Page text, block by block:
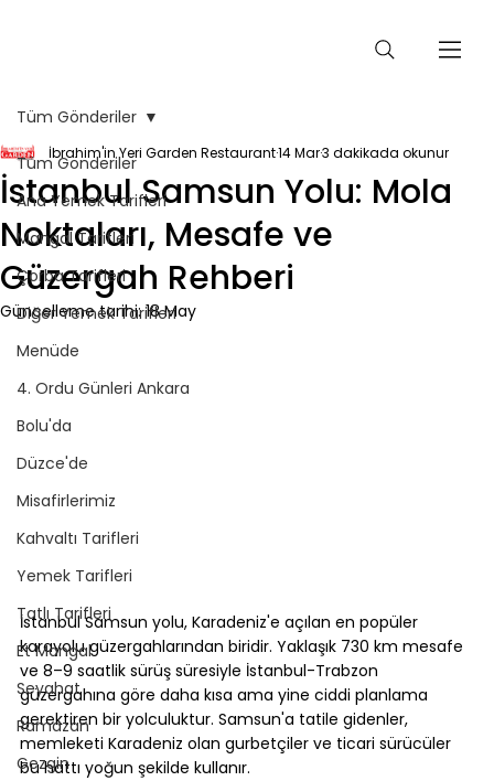
Tüm Gönderiler
Ana Yemek Tarifleri
Mangal Tarifleri
Çorba Tarifleri
Diğer Yemek Tarifleri
Menüde
4. Ordu Günleri Ankara
Bolu'da
Düzce'de
Misafirlerimiz
Kahvaltı Tarifleri
Yemek Tarifleri
Tatlı Tarifleri
Et Mangal
Seyahat
Ramazan
Gezgin
Tüm Gönderiler
İstanbul Samsun Yolu: Mola
Noktaları, Mesafe ve
Güzergah Rehberi
İbrahim'in Yeri Garden Restaurant14 Mar3 dakikada okunur
Güncelleme tarihi:18 May
İstanbul Samsun yolu, Karadeniz'e açılan en popüler
karayolu güzergahlarından biridir. Yaklaşık 730 km mesafe
ve 8–9 saatlik sürüş süresiyle İstanbul-Trabzon
güzergahına göre daha kısa ama yine ciddi planlama
gerektiren bir yolculuktur. Samsun'a tatile gidenler,
memleketi Karadeniz olan gurbetçiler ve ticari sürücüler
bu hattı yoğun şekilde kullanır.